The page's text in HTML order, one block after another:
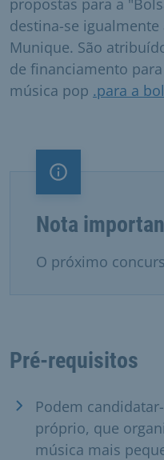
destina-se
Munique. São
de financiamento
música pop .para a
Nota importante
Nota
O próximo
Pré-requisitos
Podem
próprio, que
música mais